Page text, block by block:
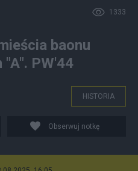
1333
baonu
PW'44
HISTORIA
Obserwuj notkę